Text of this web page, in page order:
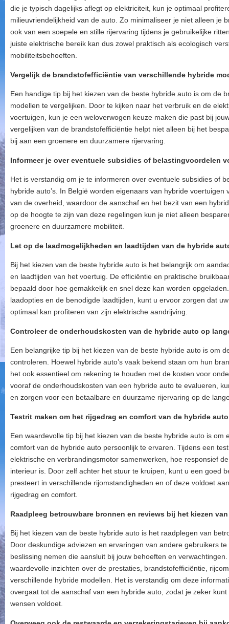
die je typisch dagelijks aflegt op elektriciteit, kun je optimaal
milieuvriendelijkheid van de auto. Zo minimaliseer je niet alleen je
ook van een soepele en stille rijervaring tijdens je gebruikelijke
juiste elektrische bereik kan dus zowel praktisch als ecologisch
mobiliteitsbehoeften.
Vergelijk de brandstofefficiëntie van verschillende hybride
Een handige tip bij het kiezen van de beste hybride auto is om de
modellen te vergelijken. Door te kijken naar het verbruik en de
voertuigen, kun je een weloverwogen keuze maken die past bij
vergelijken van de brandstofefficiëntie helpt niet alleen bij het
bij aan een groenere en duurzamere rijervaring.
Informeer je over eventuele subsidies of belastingvoordelen
Het is verstandig om je te informeren over eventuele subsidies of
hybride auto’s. In België worden eigenaars van hybride
van de overheid, waardoor de aanschaf en het bezit van een
op de hoogte te zijn van deze regelingen kun je niet alleen
groenere en duurzamere mobiliteit.
Let op de laadmogelijkheden en laadtijden van de hybride
Bij het kiezen van de beste hybride auto is het belangrijk om
en laadtijden van het voertuig. De efficiëntie en praktische
bepaald door hoe gemakkelijk en snel deze kan worden
laadopties en de benodigde laadtijden, kunt u ervoor zorgen dat
optimaal kan profiteren van zijn elektrische aandrijving.
Controleer de onderhoudskosten van de hybride auto op
Een belangrijke tip bij het kiezen van de beste hybride auto is om
controleren. Hoewel hybride auto’s vaak bekend staan om hun
het ook essentieel om rekening te houden met de kosten voor
vooraf de onderhoudskosten van een hybride auto te evalueren,
en zorgen voor een betaalbare en duurzame rijervaring op de
Testrit maken om het rijgedrag en comfort van de hybride
Een waardevolle tip bij het kiezen van de beste hybride auto is
comfort van de hybride auto persoonlijk te ervaren. Tijdens een
elektrische en verbrandingsmotor samenwerken, hoe responsief
interieur is. Door zelf achter het stuur te kruipen, kunt u een goed
presteert in verschillende rijomstandigheden en of deze voldoet
rijgedrag en comfort.
Raadpleeg betrouwbare bronnen en reviews bij het kiezen
Bij het kiezen van de beste hybride auto is het raadplegen van
Door deskundige adviezen en ervaringen van andere gebruikers
beslissing nemen die aansluit bij jouw behoeften en
waardevolle inzichten over de prestaties, brandstofefficiëntie,
verschillende hybride modellen. Het is verstandig om deze
overgaat tot de aanschaf van een hybride auto, zodat je zeker
wensen voldoet.